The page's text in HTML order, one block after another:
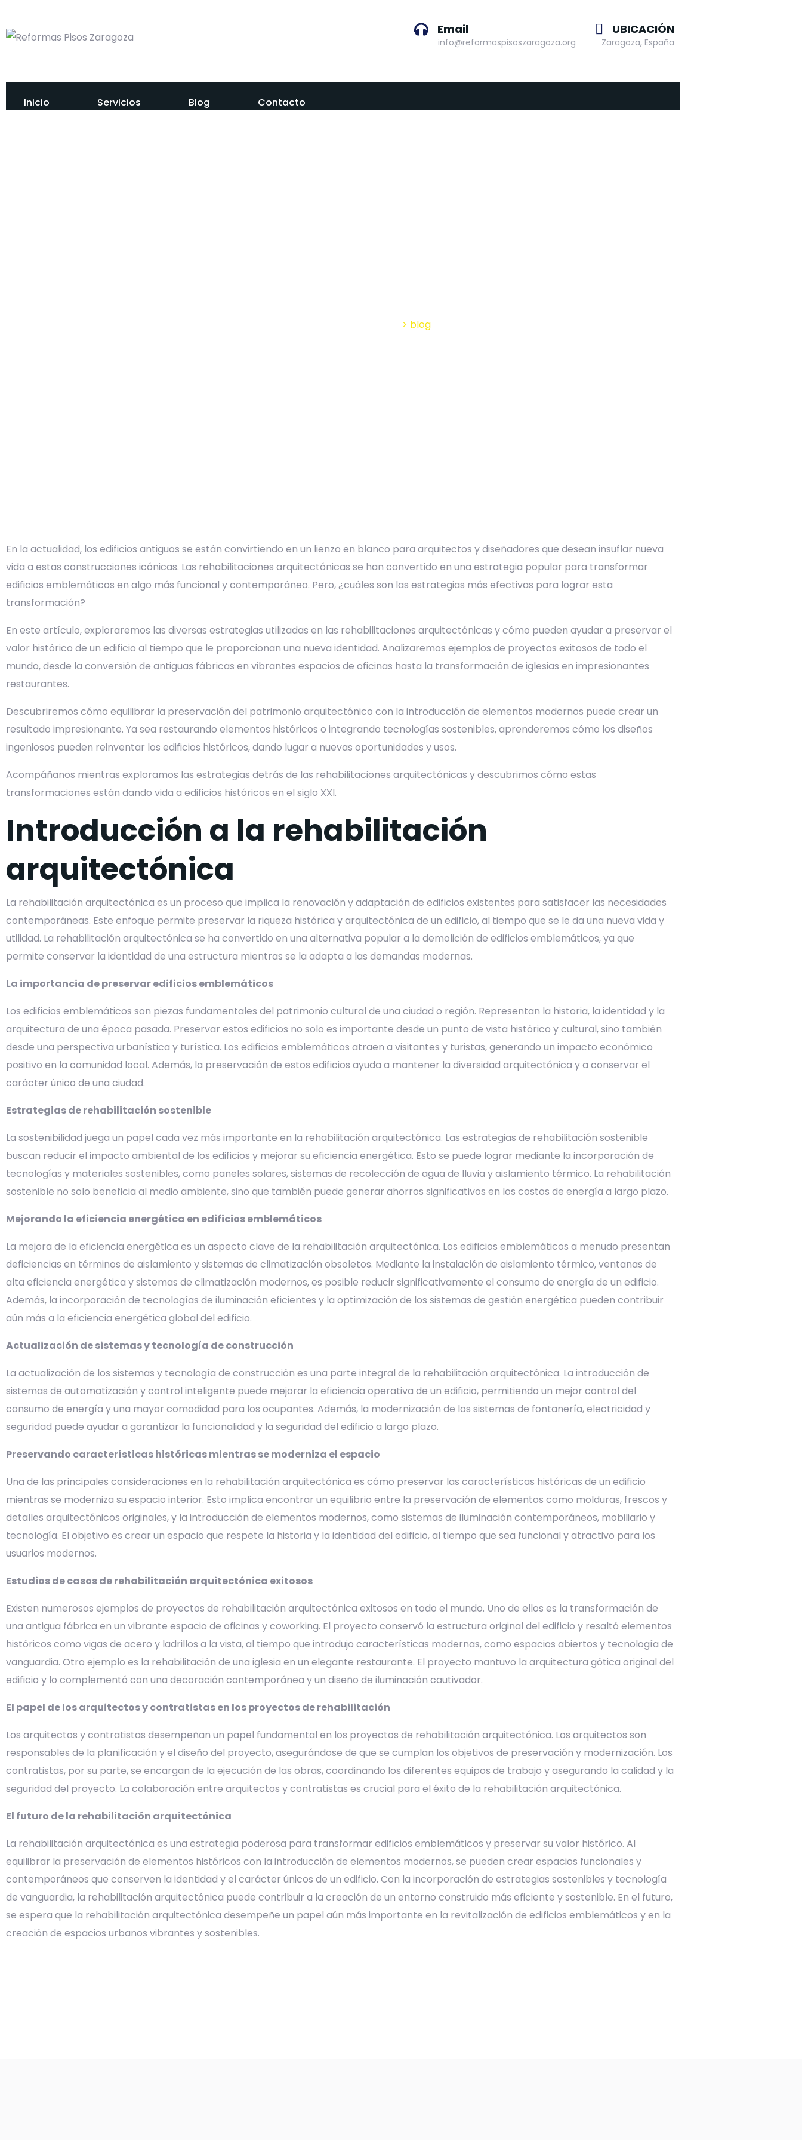
Email
info@reformaspisoszaragoza.org
UBICACIÓN
Zaragoza, España
Inicio Servicios Blog Contacto
> blog
En la actualidad, los edificios antiguos se están convirtiendo en un lienzo en blanco para arquitectos y diseñadores que desean insuflar nueva
vida a estas construcciones icónicas. Las rehabilitaciones arquitectónicas se han convertido en una estrategia popular para transformar
edificios emblemáticos en algo más funcional y contemporáneo. Pero, ¿cuáles son las estrategias más efectivas para lograr esta
transformación?
En este artículo, exploraremos las diversas estrategias utilizadas en las rehabilitaciones arquitectónicas y cómo pueden ayudar a preservar el
valor histórico de un edificio al tiempo que le proporcionan una nueva identidad. Analizaremos ejemplos de proyectos exitosos de todo el
mundo, desde la conversión de antiguas fábricas en vibrantes espacios de oficinas hasta la transformación de iglesias en impresionantes
restaurantes.
Descubriremos cómo equilibrar la preservación del patrimonio arquitectónico con la introducción de elementos modernos puede crear un
resultado impresionante. Ya sea restaurando elementos históricos o integrando tecnologías sostenibles, aprenderemos cómo los diseños
ingeniosos pueden reinventar los edificios históricos, dando lugar a nuevas oportunidades y usos.
Acompáñanos mientras exploramos las estrategias detrás de las rehabilitaciones arquitectónicas y descubrimos cómo estas
transformaciones están dando vida a edificios históricos en el siglo XXI.
Introducción a la rehabilitación
arquitectónica
La rehabilitación arquitectónica es un proceso que implica la renovación y adaptación de edificios existentes para satisfacer las necesidades
contemporáneas. Este enfoque permite preservar la riqueza histórica y arquitectónica de un edificio, al tiempo que se le da una nueva vida y
utilidad. La rehabilitación arquitectónica se ha convertido en una alternativa popular a la demolición de edificios emblemáticos, ya que
permite conservar la identidad de una estructura mientras se la adapta a las demandas modernas.
La importancia de preservar edificios emblemáticos
Los edificios emblemáticos son piezas fundamentales del patrimonio cultural de una ciudad o región. Representan la historia, la identidad y la
arquitectura de una época pasada. Preservar estos edificios no solo es importante desde un punto de vista histórico y cultural, sino también
desde una perspectiva urbanística y turística. Los edificios emblemáticos atraen a visitantes y turistas, generando un impacto económico
positivo en la comunidad local. Además, la preservación de estos edificios ayuda a mantener la diversidad arquitectónica y a conservar el
carácter único de una ciudad.
Estrategias de rehabilitación sostenible
La sostenibilidad juega un papel cada vez más importante en la rehabilitación arquitectónica. Las estrategias de rehabilitación sostenible
buscan reducir el impacto ambiental de los edificios y mejorar su eficiencia energética. Esto se puede lograr mediante la incorporación de
tecnologías y materiales sostenibles, como paneles solares, sistemas de recolección de agua de lluvia y aislamiento térmico. La rehabilitación
sostenible no solo beneficia al medio ambiente, sino que también puede generar ahorros significativos en los costos de energía a largo plazo.
Mejorando la eficiencia energética en edificios emblemáticos
La mejora de la eficiencia energética es un aspecto clave de la rehabilitación arquitectónica. Los edificios emblemáticos a menudo presentan
deficiencias en términos de aislamiento y sistemas de climatización obsoletos. Mediante la instalación de aislamiento térmico, ventanas de
alta eficiencia energética y sistemas de climatización modernos, es posible reducir significativamente el consumo de energía de un edificio.
Además, la incorporación de tecnologías de iluminación eficientes y la optimización de los sistemas de gestión energética pueden contribuir
aún más a la eficiencia energética global del edificio.
Actualización de sistemas y tecnología de construcción
La actualización de los sistemas y tecnología de construcción es una parte integral de la rehabilitación arquitectónica. La introducción de
sistemas de automatización y control inteligente puede mejorar la eficiencia operativa de un edificio, permitiendo un mejor control del
consumo de energía y una mayor comodidad para los ocupantes. Además, la modernización de los sistemas de fontanería, electricidad y
seguridad puede ayudar a garantizar la funcionalidad y la seguridad del edificio a largo plazo.
Preservando características históricas mientras se moderniza el espacio
Una de las principales consideraciones en la rehabilitación arquitectónica es cómo preservar las características históricas de un edificio
mientras se moderniza su espacio interior. Esto implica encontrar un equilibrio entre la preservación de elementos como molduras, frescos y
detalles arquitectónicos originales, y la introducción de elementos modernos, como sistemas de iluminación contemporáneos, mobiliario y
tecnología. El objetivo es crear un espacio que respete la historia y la identidad del edificio, al tiempo que sea funcional y atractivo para los
usuarios modernos.
Estudios de casos de rehabilitación arquitectónica exitosos
Existen numerosos ejemplos de proyectos de rehabilitación arquitectónica exitosos en todo el mundo. Uno de ellos es la transformación de
una antigua fábrica en un vibrante espacio de oficinas y coworking. El proyecto conservó la estructura original del edificio y resaltó elementos
históricos como vigas de acero y ladrillos a la vista, al tiempo que introdujo características modernas, como espacios abiertos y tecnología de
vanguardia. Otro ejemplo es la rehabilitación de una iglesia en un elegante restaurante. El proyecto mantuvo la arquitectura gótica original del
edificio y lo complementó con una decoración contemporánea y un diseño de iluminación cautivador.
El papel de los arquitectos y contratistas en los proyectos de rehabilitación
Los arquitectos y contratistas desempeñan un papel fundamental en los proyectos de rehabilitación arquitectónica. Los arquitectos son
responsables de la planificación y el diseño del proyecto, asegurándose de que se cumplan los objetivos de preservación y modernización. Los
contratistas, por su parte, se encargan de la ejecución de las obras, coordinando los diferentes equipos de trabajo y asegurando la calidad y la
seguridad del proyecto. La colaboración entre arquitectos y contratistas es crucial para el éxito de la rehabilitación arquitectónica.
El futuro de la rehabilitación arquitectónica
La rehabilitación arquitectónica es una estrategia poderosa para transformar edificios emblemáticos y preservar su valor histórico. Al
equilibrar la preservación de elementos históricos con la introducción de elementos modernos, se pueden crear espacios funcionales y
contemporáneos que conserven la identidad y el carácter únicos de un edificio. Con la incorporación de estrategias sostenibles y tecnología
de vanguardia, la rehabilitación arquitectónica puede contribuir a la creación de un entorno construido más eficiente y sostenible. En el futuro,
se espera que la rehabilitación arquitectónica desempeñe un papel aún más importante en la revitalización de edificios emblemáticos y en la
creación de espacios urbanos vibrantes y sostenibles.